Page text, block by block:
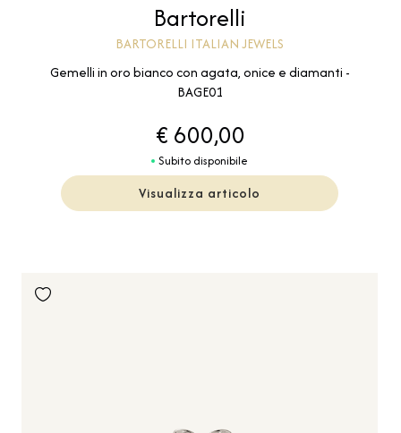
Bartorelli
BARTORELLI ITALIAN JEWELS
Gemelli in oro bianco con agata, onice e diamanti -
BAGE01
€ 600,00
Subito disponibile
Visualizza articolo